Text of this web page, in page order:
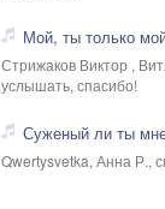
Мой, ты только
Стрижаков Виктор ,
услышать, спасибо!
Суженый ли ты мне,
Qwertysvetka, Анна Р.,